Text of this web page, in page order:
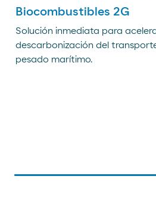
Biocombustibles 2G
Solución inmediata para
descarbonización del
pesado marítimo.